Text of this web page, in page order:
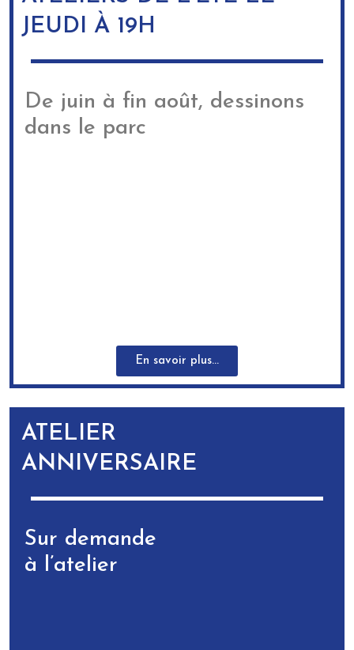
JEUDI À 19H
De juin à fin août, dessinons
dans le parc
En savoir plus...
ATELIER
ANNIVERSAIRE
Sur demande
à l’atelier